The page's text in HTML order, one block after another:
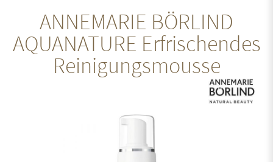
ANNEMARIE BÖRLIND
AQUANATURE Erfrischendes
Reinigungsmousse